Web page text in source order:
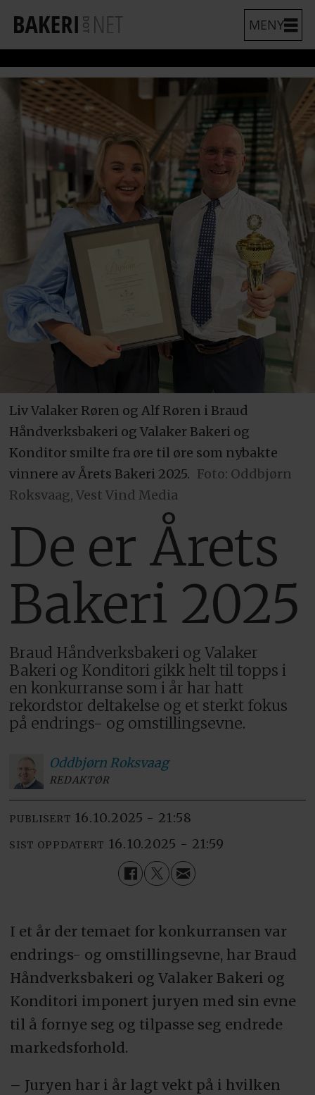
Liv Valaker Røren og Alf Røren i Braud
Håndverksbakeri og Valaker Bakeri og
Konditor smilte fra øre til øre som nybakte
vinnere av Årets Bakeri 2025. Foto: Oddbjørn
Roksvaag, Vest Vind Media
De er Årets
Bakeri 2025
Braud Håndverksbakeri og Valaker
Bakeri og Konditori gikk helt til topps i
en konkurranse som i år har hatt
rekordstor deltakelse og et sterkt fokus
på endrings- og omstillingsevne.
Oddbjørn Roksvaag
REDAKTØR
PUBLISERT 16.10.2025 - 21:58
SIST OPPDATERT 16.10.2025 - 21:59
I et år der temaet for konkurransen var
endrings- og omstillingsevne, har Braud
Håndverksbakeri og Valaker Bakeri og
Konditori imponert juryen med sin evne
til å fornye seg og tilpasse seg endrede
markedsforhold.
– Juryen har i år lagt vekt på i hvilken